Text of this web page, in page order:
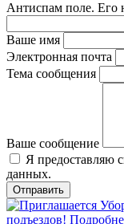
Антиспам поле. Его
Ваше имя
Электронная почта
Тема сообщения
Ваше сообщение
Я предоставляю
данных.
подъездов!